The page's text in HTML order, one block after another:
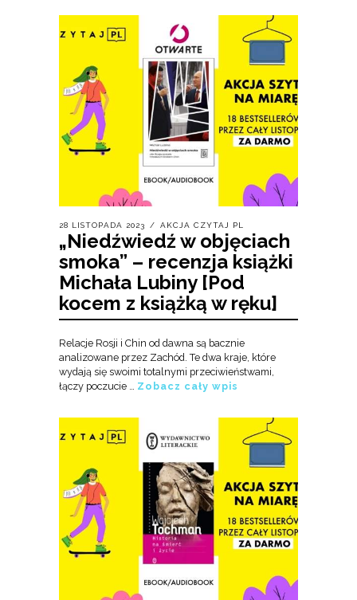
28 LISTOPADA 2023 AKCJA CZYTAJ PL
„Niedźwiedź w objęciach
smoka” – recenzja książki
Michała Lubiny [Pod
kocem z książką w ręku]
Relacje Rosji i Chin od dawna są bacznie
analizowane przez Zachód. Te dwa kraje, które
wydają się swoimi totalnymi przeciwieństwami,
łączy poczucie … Zobacz cały wpis